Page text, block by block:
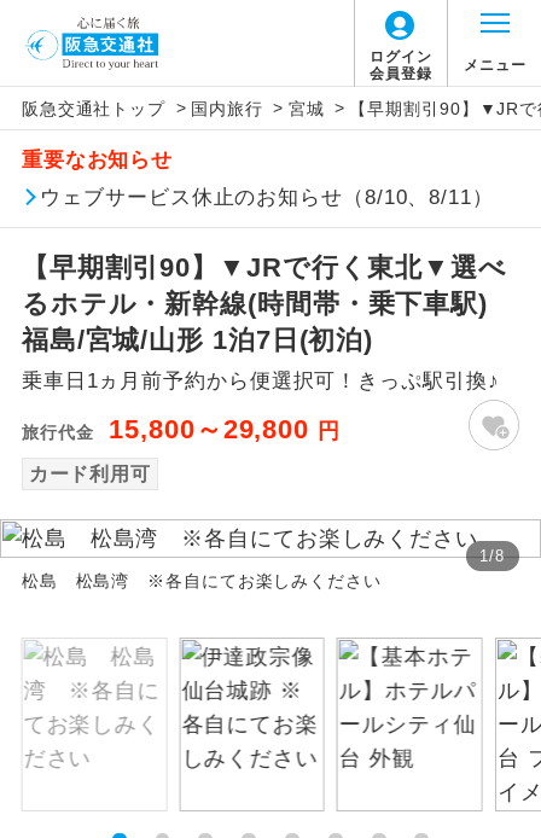
ログイン
会員登録
メニュー
阪急交通社トップ > 国内旅行 > 宮城 > 【早期割引90】▼JR
重要なお知らせ
ウェブサービス休止のお知らせ（8/10、8/11）
【早期割引90】▼JRで行く東北▼選べ
るホテル・新幹線(時間帯・乗下車駅)
福島/宮城/山形 1泊7日(初泊)
乗車日1ヵ月前予約から便選択可！きっぷ駅引換♪
旅行代金 15,800～29,800 円
カード利用可
1/8
松島 松島湾 ※各自にてお楽しみください
アイコン 説明
添乗員同行
往路出発空港（駅）から復路到着空港
（駅）まで同行します。
現地添乗員同
行
現地到着空港（駅）から最終日出発空港
（駅）まで添乗員が同行します。
バスガイド乗
務
バスガイドが乗務し、車内での観光案内
があります。
新コース 初登場のコースです。
然遺産を訪ねるコースです。
絶景 絶景スポットに立ち寄るコースです。
温泉 温泉地にも宿泊するコースです。
露天風呂
ご宿泊ホテルに露天風呂が付いていま
す。
ご宿泊ホテルに大浴場が付いています。